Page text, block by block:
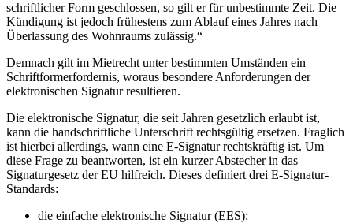
schriftlicher Form geschlossen, so gilt er für unbestimmte Zeit. Die
Kündigung ist jedoch frühestens zum Ablauf eines Jahres nach
Überlassung des Wohnraums zulässig.“
Demnach gilt im Mietrecht unter bestimmten Umständen ein
Schriftformerfordernis, woraus besondere Anforderungen der
elektronischen Signatur resultieren.
Die elektronische Signatur, die seit Jahren gesetzlich erlaubt ist,
kann die handschriftliche Unterschrift rechtsgültig ersetzen. Fraglich
ist hierbei allerdings, wann eine E-Signatur rechtskräftig ist. Um
diese Frage zu beantworten, ist ein kurzer Abstecher in das
Signaturgesetz der EU hilfreich. Dieses definiert drei E-Signatur-
Standards:
die einfache elektronische Signatur (EES):